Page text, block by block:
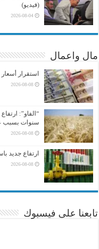
(فيديو)
2026-08-04
مال واعمال
استقرار
2026-08-08
سنوات بسبب
2026-08-08
ارتفاع جديد
2026-08-08
تابعنا على فيسبوك